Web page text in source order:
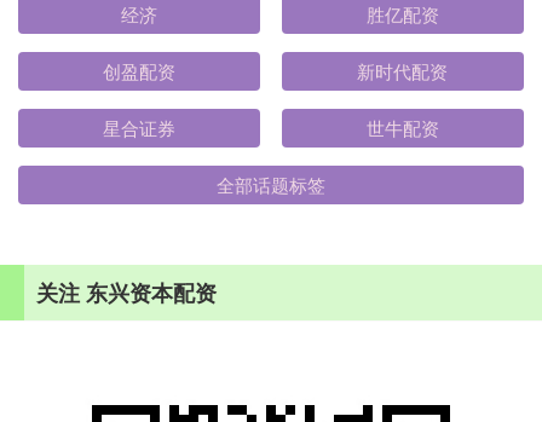
经济 胜亿配资
创盈配资 新时代配资
星合证券 世牛配资
全部话题标签
关注 东兴资本配资